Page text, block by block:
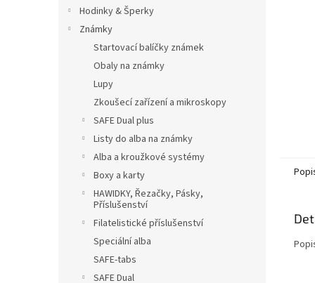
Hodinky & Šperky
Známky
Startovací balíčky známek
Obaly na známky
Lupy
Zkoušecí zařízení a mikroskopy
SAFE Dual plus
Listy do alba na známky
Alba a kroužkové systémy
Boxy a karty
HAWIDKY, Řezačky, Pásky,
Příslušenství
Filatelistické příslušenství
Speciální alba
SAFE-tabs
SAFE Dual